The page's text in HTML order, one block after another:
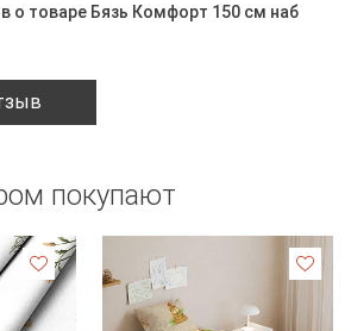
о товаре Бязь Комфорт 150 см наб
покупают